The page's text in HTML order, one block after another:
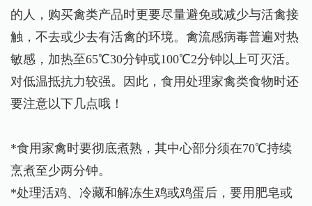
的人，购买禽类产品时更要尽量避免或减少与活禽接
触，不去或少去有活禽的环境。禽流感病毒普遍对热
敏感，加热至65℃30分钟或100℃2分钟以上可灭活。
对低温抵抗力较强。因此，食用处理家禽类食物时还
要注意以下几点哦！
*食用家禽时要彻底煮熟，其中心部分须在70℃持续
烹煮至少两分钟。
*处理活鸡、冷藏和解冻生鸡或鸡蛋后，要用肥皂或